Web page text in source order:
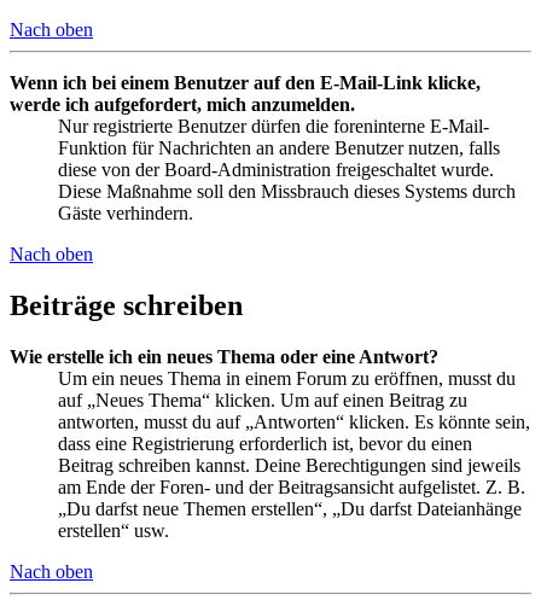
Nach oben
Wenn ich bei einem Benutzer auf den E-Mail-Link klicke,
werde ich aufgefordert, mich anzumelden.
Nur registrierte Benutzer dürfen die foreninterne E-Mail-
Funktion für Nachrichten an andere Benutzer nutzen, falls
diese von der Board-Administration freigeschaltet wurde.
Diese Maßnahme soll den Missbrauch dieses Systems durch
Gäste verhindern.
Nach oben
Beiträge schreiben
Wie erstelle ich ein neues Thema oder eine Antwort?
Um ein neues Thema in einem Forum zu eröffnen, musst du
auf „Neues Thema“ klicken. Um auf einen Beitrag zu
antworten, musst du auf „Antworten“ klicken. Es könnte sein,
dass eine Registrierung erforderlich ist, bevor du einen
Beitrag schreiben kannst. Deine Berechtigungen sind jeweils
am Ende der Foren- und der Beitragsansicht aufgelistet. Z. B.
„Du darfst neue Themen erstellen“, „Du darfst Dateianhänge
erstellen“ usw.
Nach oben